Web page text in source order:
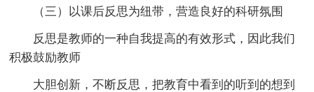
（三）以课后反思为纽带，营造良好的科研氛围
反思是教师的一种自我提高的有效形式，因此我们
积极鼓励教师
大胆创新，不断反思，把教育中看到的听到的想到